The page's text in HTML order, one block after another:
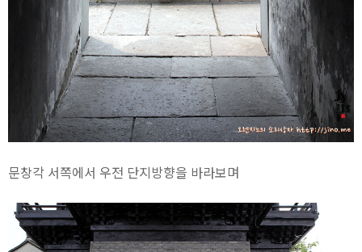
문창각 서쪽에서 우전 단지방향을 바라보며